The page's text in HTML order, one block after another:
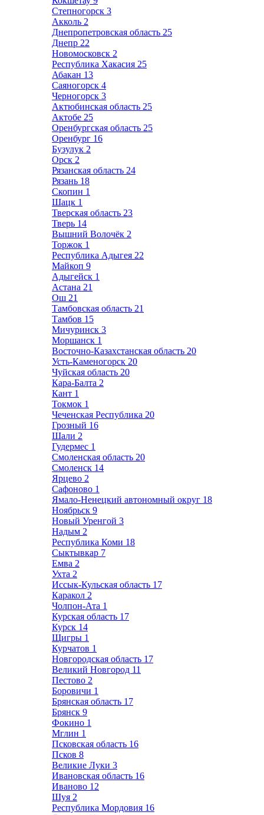
Степногорск 3
Акколь 2
Днепропетровская область 25
Днепр 22
Новомосковск 2
Республика Хакасия 25
Абакан 13
Саяногорск 4
Черногорск 3
Актюбинская область 25
Актобе 25
Оренбургская область 25
Оренбург 16
Бузулук 2
Орск 2
Рязанская область 24
Рязань 18
Скопин 1
Шацк 1
Тверская область 23
Тверь 14
Вышний Волочёк 2
Торжок 1
Республика Адыгея 22
Майкоп 9
Адыгейск 1
Астана 21
Ош 21
Тамбовская область 21
Тамбов 15
Мичуринск 3
Моршанск 1
Восточно-Казахстанская область 20
Усть-Каменогорск 20
Чуйская область 20
Кара-Балта 2
Кант 1
Токмок 1
Чеченская Республика 20
Грозный 16
Шали 2
Гудермес 1
Смоленская область 20
Смоленск 14
Ярцево 2
Сафоново 1
Ямало-Ненецкий автономный округ 18
Ноябрьск 9
Новый Уренгой 3
Надым 2
Республика Коми 18
Сыктывкар 7
Емва 2
Ухта 2
Иссык-Кульская область 17
Каракол 2
Чолпон-Ата 1
Курская область 17
Курск 14
Щигры 1
Курчатов 1
Новгородская область 17
Великий Новгород 11
Пестово 2
Боровичи 1
Брянская область 17
Брянск 9
Фокино 1
Мглин 1
Псковская область 16
Псков 8
Великие Луки 3
Ивановская область 16
Иваново 12
Шуя 2
Республика Мордовия 16